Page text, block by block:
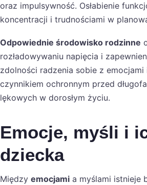
oraz impulsywność. Osłabienie
koncentracji i trudnościami w
Odpowiednie środowisko rodzinne
rozładowywaniu napięcia i
zdolności radzenia sobie z
czynnikiem ochronnym przed
lękowych w dorosłym życiu.
Emocje, myśli i
dziecka
Między emocjami a myślami istnieje